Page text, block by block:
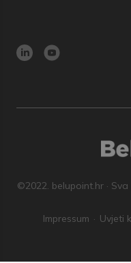
©2022. belupoint.hr ·
Impressum Uvjeti